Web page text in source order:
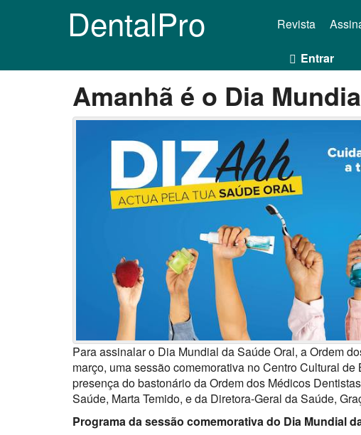
DentalPro Revista
Entrar
Amanhã é o Dia
Para assinalar o Dia Mundial da Saúde Oral, a Ordem
março, uma sessão comemorativa no Centro Cultural
presença do bastonário da Ordem dos Médicos
Saúde, Marta Temido, e da Diretora-Geral da Saúde,
Programa da sessão comemorativa do Dia Mundial